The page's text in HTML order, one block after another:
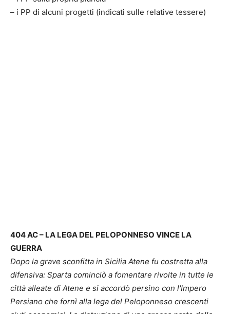
– i PP di alcuni progetti (indicati sulle relative tessere)
404 AC – LA LEGA DEL PELOPONNESO VINCE LA
GUERRA
Dopo la grave sconfitta in Sicilia Atene fu costretta alla
difensiva: Sparta cominciò a fomentare rivolte in tutte le
città alleate di Atene e si accordò persino con l'Impero
Persiano che fornì alla lega del Peloponneso crescenti